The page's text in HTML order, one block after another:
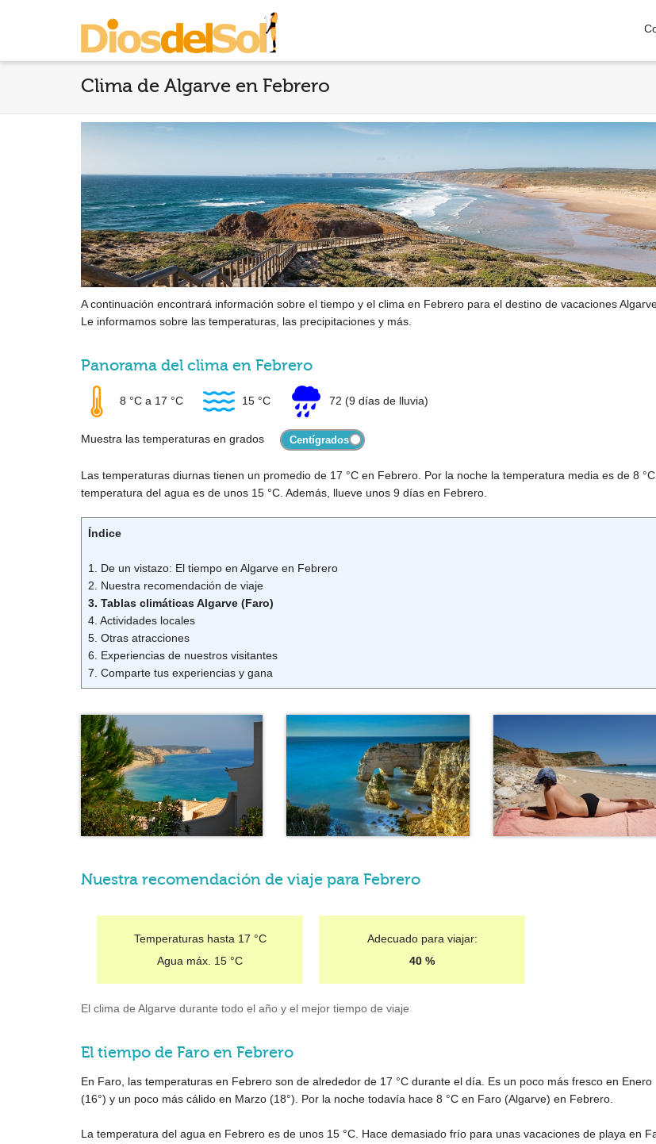
Clima de Algarve en Febrero
A continuación encontrará información sobre el tiempo y el clima en Febrero para el destino de vacaciones
Le informamos sobre las temperaturas, las precipitaciones y más.
Panorama del clima en Febrero
8 °C a 17 °C 15 °C 72 (9 días de lluvia)
Muestra las temperaturas en grados
Las temperaturas diurnas tienen un promedio de 17 °C en Febrero. Por la noche la temperatura media es de 8 °C
temperatura del agua es de unos 15 °C . Además, llueve unos 9 días en Febrero.
Índice
1. De un vistazo: El tiempo en Algarve en Febrero
2. Nuestra recomendación de viaje
3. Tablas climáticas Algarve (Faro)
4. Actividades locales
5. Otras atracciones
6. Experiencias de nuestros visitantes
7. Comparte tus experiencias y gana
Nuestra recomendación de viaje para Febrero
Temperaturas hasta 17 °C
Agua máx. 15 °C
Adecuado para viajar:
40 %
El clima de Algarve durante todo el año y el mejor tiempo de viaje
El tiempo de Faro en Febrero
En Faro, las temperaturas en Febrero son de alrededor de 17 °C durante el día. Es un poco más fresco en Enero
(16°) y un poco más cálido en Marzo (18°). Por la noche todavía hace 8 °C en Faro (Algarve) en Febrero.
La temperatura del agua en Febrero es de unos 15 °C. Hace demasiado frío para unas vacaciones de playa en